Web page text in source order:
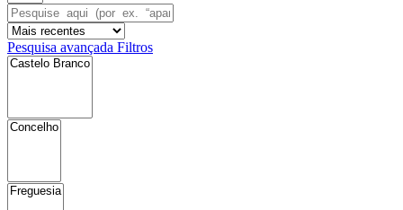
Pesquisa avançada Filtros